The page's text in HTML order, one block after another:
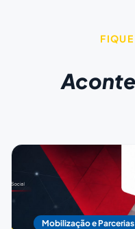
Mobilização e Parcerias